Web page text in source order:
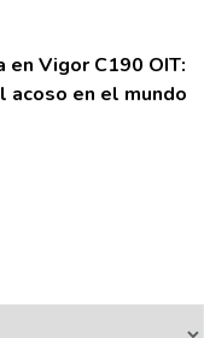
en Vigor C190 OIT:
acoso en el mundo